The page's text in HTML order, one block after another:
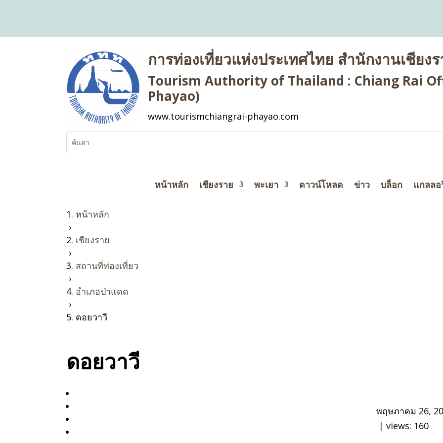
การท่องเที่ยวแห่งประเทศไทย สำนักงานเชียงร
Tourism Authority of Thailand : Chiang Rai
Phayao)
www.tourismchiangrai-phayao.com
หน้าหลัก เชียงราย พะเยา ดาวน์โหลด ข่าว บล็อก แกลล
หน้าหลัก
›
เชียงราย
›
สถานที่ท่องเที่ยว
›
อำเภอป่าแดด
›
ดอยวาวี
ดอยวาวี
พฤษภาคม 26,
| views: 160